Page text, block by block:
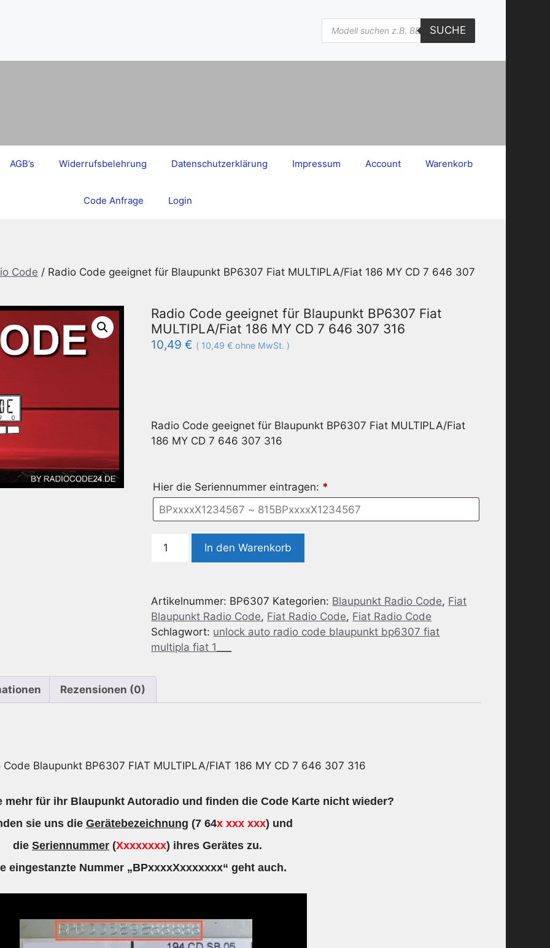
Products
search
SUCHE
AGB’s Widerrufsbelehrung Datenschutzerklärung Impressum Account Warenkorb
Code Anfrage Login
Code / Radio Code geeignet für Blaupunkt BP6307 Fiat MULTIPLA/Fiat 186 MY CD 7 646 307
Radio Code geeignet für Blaupunkt BP6307 Fiat
MULTIPLA/Fiat 186 MY CD 7 646 307 316
10,49€ ( 10,49€ ohne MwSt. )
Radio Code geeignet für Blaupunkt BP6307 Fiat MULTIPLA/Fiat
186 MY CD 7 646 307 316
Hier die Seriennummer eintragen: *
Radio
Blaupunkt
BP6307
Fiat
MULTIPLA/Fiat
MY
Menge
In den Warenkorb
Artikelnummer: BP6307 Kategorien: Blaupunkt Radio Code, Fiat
Blaupunkt Radio Code, Fiat Radio Code, Fiat Radio Code
Schlagwort: unlock auto radio code blaupunkt bp6307 fiat
multipla fiat 1___
Rezensionen (0)
Blaupunkt BP6307 FIAT MULTIPLA/FIAT 186 MY CD 7 646 307 316
mehr für ihr Blaupunkt Autoradio und finden die Code Karte nicht wieder?
sie uns die Gerätebezeichnung (7 64x xxx xxx) und
die Seriennummer (Xxxxxxxx) ihres Gerätes zu.
eingestanzte Nummer „BPxxxxXxxxxxxx“ geht auch.